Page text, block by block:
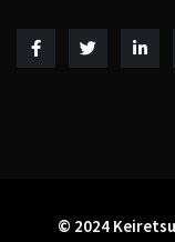
© 2024 Keiretsu